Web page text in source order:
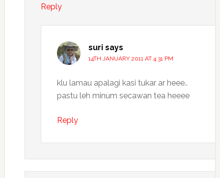
Reply
suri says
14TH JANUARY 2011 AT 4:31 PM
klu lamau apalagi kasi tukar ar heee..
pastu leh minum secawan tea heeee
Reply